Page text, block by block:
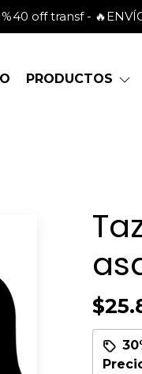
off transf -
PRODUCTOS